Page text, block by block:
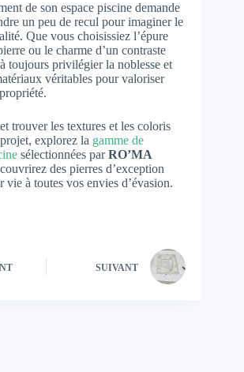
de son espace piscine demande
un peu de recul pour imaginer le
Que vous choisissiez l’épure
ou le charme d’un contraste
toujours privilégier la noblesse et
véritables pour valoriser
trouver les textures et les coloris
explorez la gamme de
sélectionnées parRO’MA
des pierres d’exception
vie à toutes vos envies d’évasion.
SUIVANT